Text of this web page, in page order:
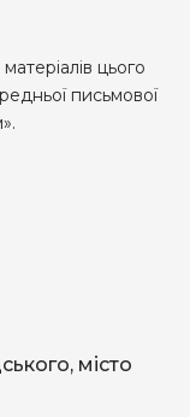
цього
письмової
, місто